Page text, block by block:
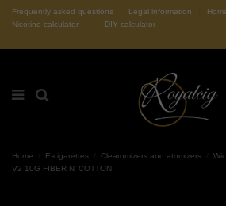
Frequently asked questions Legal information
Nicotine calculator
DIY calculator
Home E-cigarettes Clearomizers and atomizers
V2 10G FIBER N' COTTON